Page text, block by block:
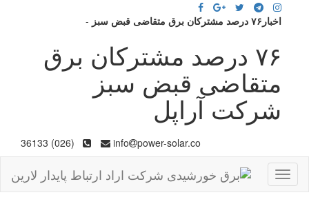
اخبار۷۶ درصد مشترکان برق متقاضی قبض سبز -
۷۶ درصد مشترکان برق
متقاضی قبض سبز
شرکت آراپل
info power-solar.co
(026) 36133
Toggle
navigation